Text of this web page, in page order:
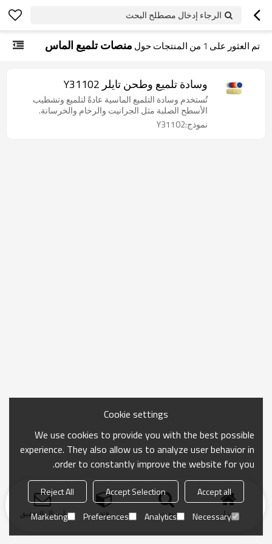
الرجاء إدخال مصطلح البحث
تم العثور على 1 من المنتجات حول منصات تلميع الماس
وسادة تلميع وطحن تايلر Y31102
تُستخدم وسادة التلميع الماسية عادةً لتلميع وتشطيب
الأسطح الصلبة مثل الجرانيت والرخام والخرسانة.
نموذج:Y31102
منزل بحث فئة ارسال التحقيق
Cookie settings
We use cookies to provide you with the best possible
experience. They also allow us to analyze user behavior in
order to constantly improve the website for you.
Accept all
Accept Selection
Reject All
Necessary
Analytics
Preferences
Marketing